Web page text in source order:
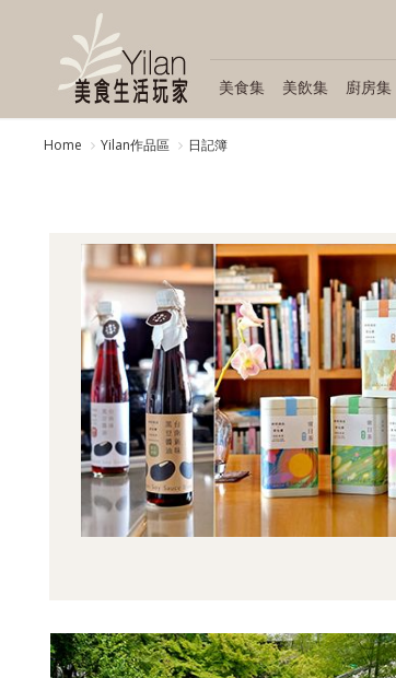
美食集 美飲集 廚房集
Home Yilan作品區 日記簿